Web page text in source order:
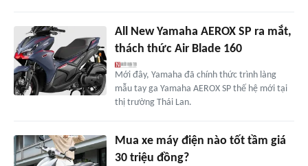
All New Yamaha AEROX SP ra mắt,
thách thức Air Blade 160
Mới đây, Yamaha đã chính thức trình làng
mẫu tay ga Yamaha AEROX SP thế hệ mới tại
thị trường Thái Lan.
Mua xe máy điện nào tốt tầm giá
30 triệu đồng?